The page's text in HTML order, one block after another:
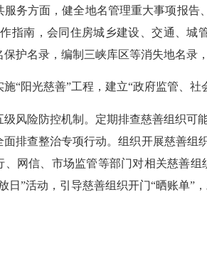
方面，健全地名管理重大事项报告
指南，会同住房城乡建设、交通、城
保护名录，编制三峡库区等消失地名
阳光慈善”工程，建立“政府监管、
险防控机制。定期排查慈善组织可能
面排查整治专项行动。组织开展慈善组
、网信、市场监管等部门对相关慈善
日”活动，引导慈善组织开门“晒账单”